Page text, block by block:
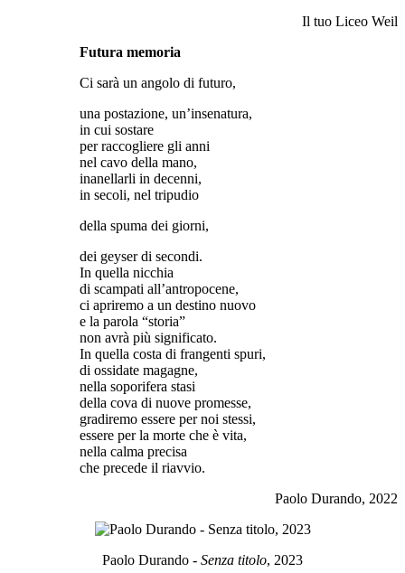
Il tuo Liceo Weil
Futura memoria
Ci sarà un angolo di futuro,
una postazione, un’insenatura,
in cui sostare
per raccogliere gli anni
nel cavo della mano,
inanellarli in decenni,
in secoli, nel tripudio
della spuma dei giorni,
dei geyser di secondi.
In quella nicchia
di scampati all’antropocene,
ci apriremo a un destino nuovo
e la parola “storia”
non avrà più significato.
In quella costa di frangenti spuri,
di ossidate magagne,
nella soporifera stasi
della cova di nuove promesse,
gradiremo essere per noi stessi,
essere per la morte che è vita,
nella calma precisa
che precede il riavvio.
Paolo Durando, 2022
Paolo Durando - Senza titolo, 2023